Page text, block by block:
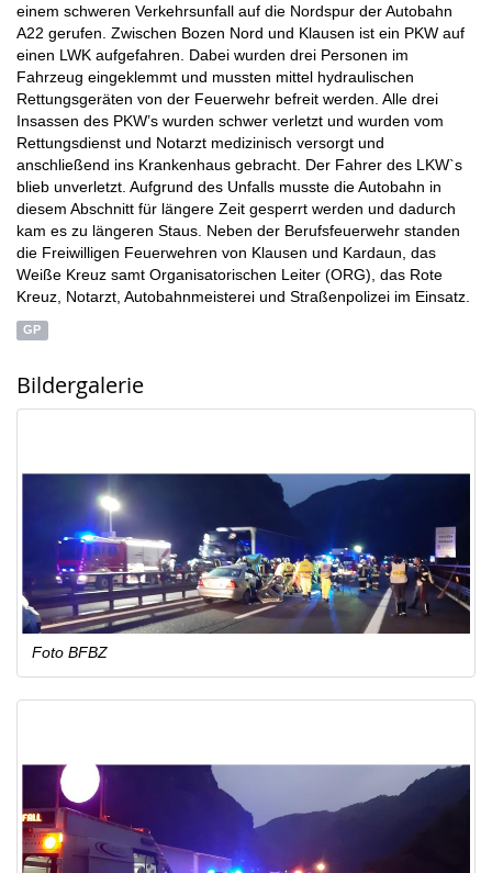
einem schweren Verkehrsunfall auf die Nordspur der Autobahn
A22 gerufen. Zwischen Bozen Nord und Klausen ist ein PKW auf
einen LWK aufgefahren. Dabei wurden drei Personen im
Fahrzeug eingeklemmt und mussten mittel hydraulischen
Rettungsgeräten von der Feuerwehr befreit werden. Alle drei
Insassen des PKW’s wurden schwer verletzt und wurden vom
Rettungsdienst und Notarzt medizinisch versorgt und
anschließend ins Krankenhaus gebracht. Der Fahrer des LKW`s
blieb unverletzt. Aufgrund des Unfalls musste die Autobahn in
diesem Abschnitt für längere Zeit gesperrt werden und dadurch
kam es zu längeren Staus. Neben der Berufsfeuerwehr standen
die Freiwilligen Feuerwehren von Klausen und Kardaun, das
Weiße Kreuz samt Organisatorischen Leiter (ORG), das Rote
Kreuz, Notarzt, Autobahnmeisterei und Straßenpolizei im Einsatz.
GP
Bildergalerie
Foto BFBZ